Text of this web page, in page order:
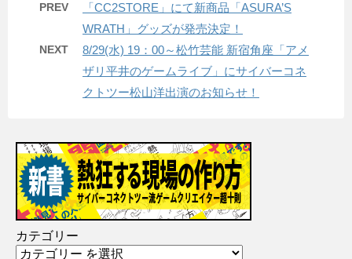
PREV
「CC2STORE」にて新商品「ASURA’S
WRATH」グッズが発売決定！
NEXT
8/29(水) 19：00～松竹芸能 新宿角座「アメ
ザリ平井のゲームライブ」にサイバーコネ
クトツー松山洋出演のお知らせ！
カテゴリー